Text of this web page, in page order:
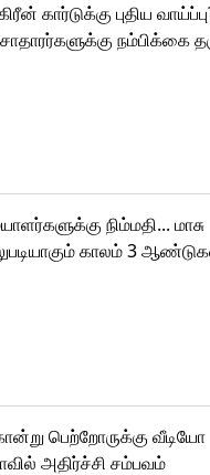
கார்டுக்கு புதிய
நம்பிக்கை
நிம்மதி... மாசு
காலம் 3
பெற்றோருக்கு வீடியோ
அதிர்ச்சி சம்பவம்